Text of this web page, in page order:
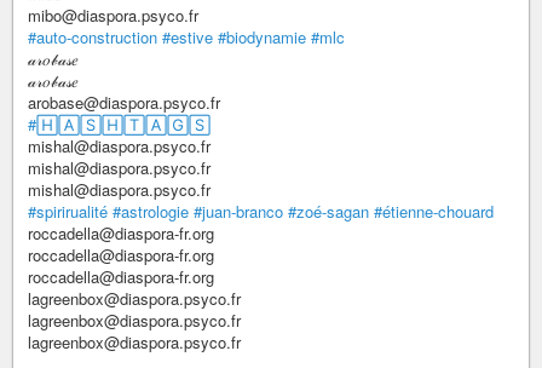
mibo@diaspora.psyco.fr
#auto-construction #estive #biodynamie #mlc
𝒶𝓇𝑜𝒷𝒶𝓈𝑒
𝒶𝓇𝑜𝒷𝒶𝓈𝑒
arobase@diaspora.psyco.fr
#🄷🄰🅂🄷🅃🄰🄶🅂
mishal@diaspora.psyco.fr
mishal@diaspora.psyco.fr
mishal@diaspora.psyco.fr
#spirirualité #astrologie #juan-branco #zoé-sagan #étienne-chouard
roccadella@diaspora-fr.org
roccadella@diaspora-fr.org
roccadella@diaspora-fr.org
lagreenbox@diaspora.psyco.fr
lagreenbox@diaspora.psyco.fr
lagreenbox@diaspora.psyco.fr